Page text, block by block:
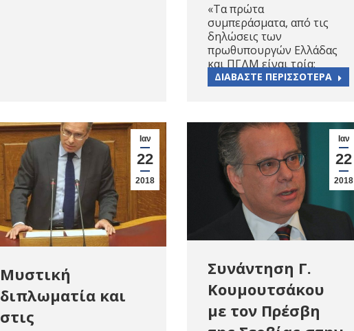
«Τα πρώτα
συμπεράσματα, από τις
δηλώσεις των
πρωθυπουργών Ελλάδας
και ΠΓΔΜ είναι τρία:
ΔΙΑΒΑΣΤΕ ΠΕΡΙΣΣΟΤΕΡΑ
Ιαν
22
2018
Μυστική
διπλωματία και
στις
Ιαν
22
2018
Συνάντηση Γ.
Κουμουτσάκου
με τον Πρέσβη